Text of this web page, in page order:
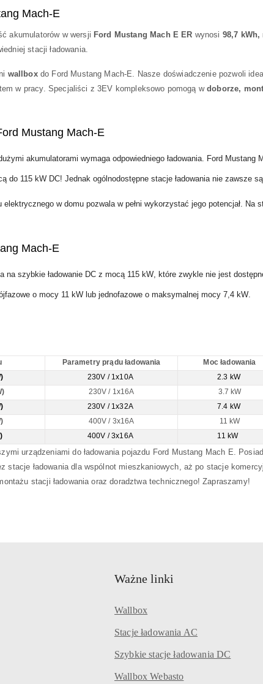
Mach-E
akumulatorów w wersji Ford Mustang Mach E ER wynosi 98,7 kWh,
stacji ładowania.
wallboxdo Ford Mustang Mach-E. Nasze doświadczenie pozwoli
w pracy. Specjaliści z 3EV kompleksowo pomogą wdoborze,
Mustang Mach-E
akumulatorami wymaga odpowiedniego ładowania. Ford Mustang
do 115 kW DC! Jednak ogólnodostępne stacje ładowania nie zawsze
elektrycznego w domu pozwala w pełni wykorzystać jego potencjał. Na
Mach-E
na szybkie ładowanie DC z mocą 115 kW, które zwykle nie jest
o mocy 11 kW lub jednofazowe o maksymalnej mocy 7,4 kW.
Parametry prądu ładowania Moc ładowania
230V / 1x10A 2.3 kW
230V / 1x16A 3.7 kW
230V / 1x32A 7.4 kW
400V / 3x16A 11 kW
400V / 3x16A 11 kW
urządzeniami do ładowania pojazdu Ford Mustang Mach E.
stacje ładowania dla wspólnot mieszkaniowych, aż po stacje
stacji ładowania oraz doradztwa technicznego! Zapraszamy!
Ważne linki
Wallbox
Stacje ładowania AC
Szybkie stacje ładowania DC
Wallbox Webasto